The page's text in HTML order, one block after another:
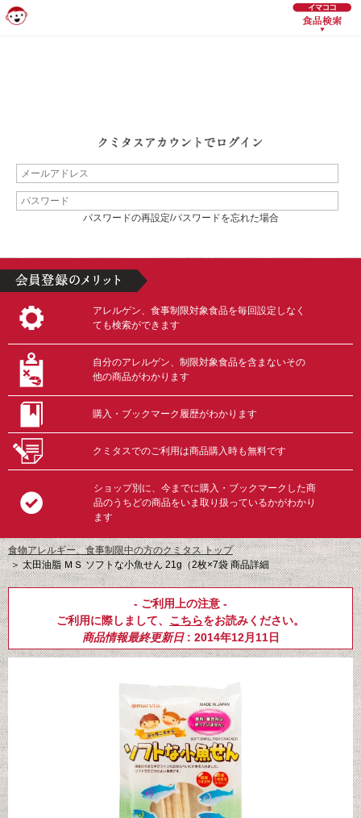
パスワードの再設定/パスワードを忘れた場合
アレルゲン、食事制限対象食品を毎回設定しなく
ても検索ができます
自分のアレルゲン、制限対象食品を含まないその
他の商品がわかります
購入・ブックマーク履歴がわかります
クミタスでのご利用は商品購入時も無料です
ショップ別に、今までに購入・ブックマークした商
品のうちどの商品をいま取り扱っているかがわかり
ます
食物アレルギー、食事制限中の方のクミタス トップ
＞太田油脂 ＭＳ ソフトな小魚せん 21g（2枚×7袋 商品詳細
- ご利用上の注意 -
ご利用に際しまして、 こちらをお読みください。
商品情報最終更新日: 2014年12月11日